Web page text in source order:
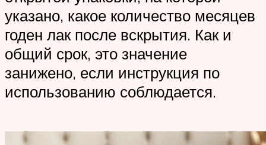
указано, какое количество месяцев
годен лак после вскрытия. Как и
общий срок, это значение
занижено, если инструкция по
использованию соблюдается.